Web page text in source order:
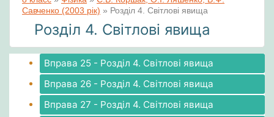
Савченко (2003 рік) » Розділ 4. Світлові явища
Розділ 4. Світлові явища
Вправа 25 - Розділ 4. Світлові явища
Вправа 26 - Розділ 4. Світлові явища
Вправа 27 - Розділ 4. Світлові явища